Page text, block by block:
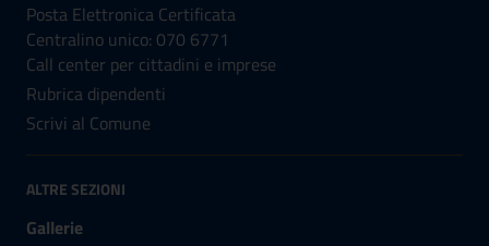
Posta Elettronica Certificata
Centralino unico: 070 6771
Call center per cittadini e imprese
Rubrica dipendenti
Scrivi al Comune
ALTRE SEZIONI
Gallerie